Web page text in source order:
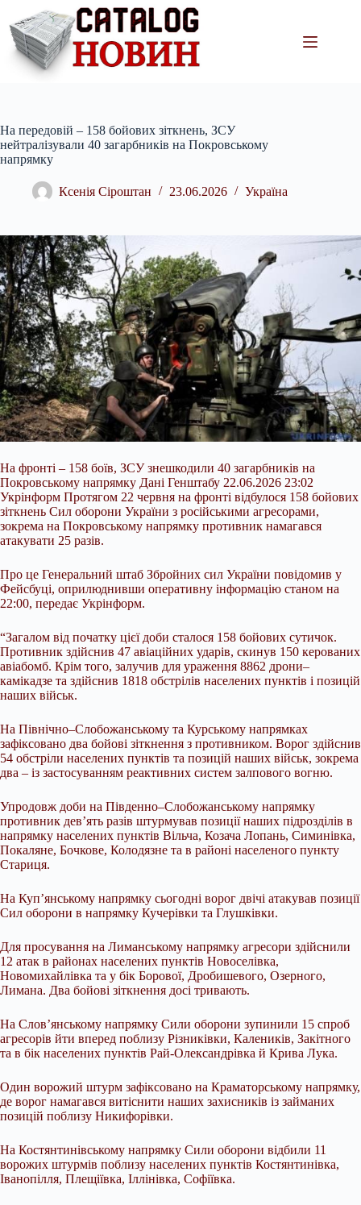
вмісту
На передовій – 158 бойових зіткнень, ЗСУ
нейтралізували 40 загарбників на Покровському
напрямку
Ксенія Сіроштан 23.06.2026 Україна
На фронті – 158 боїв, ЗСУ знешкодили 40 загарбників на
Покровському напрямку Дані Генштабу 22.06.2026 23:02
Укрінформ Протягом 22 червня на фронті відбулося 158 бойових
зіткнень Сил оборони України з російськими агресорами,
зокрема на Покровському напрямку противник намагався
атакувати 25 разів.
Про це Генеральний штаб Збройних сил України повідомив у
Фейсбуці, оприлюднивши оперативну інформацію станом на
22:00, передає Укрінформ.
“Загалом від початку цієї доби сталося 158 бойових сутичок.
Противник здійснив 47 авіаційних ударів, скинув 150 керованих
авіабомб. Крім того, залучив для ураження 8862 дрони–
камікадзе та здійснив 1818 обстрілів населених пунктів і позицій
наших військ.
На Північно–Слобожанському та Курському напрямках
зафіксовано два бойові зіткнення з противником. Ворог здійснив
54 обстріли населених пунктів та позицій наших військ, зокрема
два – із застосуванням реактивних систем залпового вогню.
Упродовж доби на Південно–Слобожанському напрямку
противник дев’ять разів штурмував позиції наших підрозділів в
напрямку населених пунктів Вільча, Козача Лопань, Симинівка,
Покаляне, Бочкове, Колодязне та в районі населеного пункту
Стариця.
На Куп’янському напрямку сьогодні ворог двічі атакував позиції
Сил оборони в напрямку Кучерівки та Глушківки.
Для просування на Лиманському напрямку агресори здійснили
12 атак в районах населених пунктів Новоселівка,
Новомихайлівка та у бік Борової, Дробишевого, Озерного,
Лимана. Два бойові зіткнення досі тривають.
На Слов’янському напрямку Сили оборони зупинили 15 спроб
агресорів йти вперед поблизу Різниківки, Калеників, Закітного
та в бік населених пунктів Рай-Олександрівка й Крива Лука.
Один ворожий штурм зафіксовано на Краматорському напрямку,
де ворог намагався витіснити наших захисників із займаних
позицій поблизу Никифорівки.
На Костянтинівському напрямку Сили оборони відбили 11
ворожих штурмів поблизу населених пунктів Костянтинівка,
Іванопілля, Плещіївка, Іллінівка, Софіївка.